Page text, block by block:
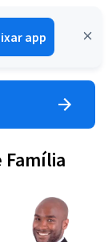
app
Entrar
Família